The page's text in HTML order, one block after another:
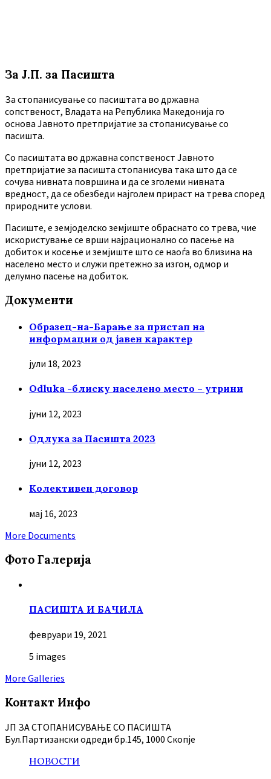
За Ј.П. за Пасишта
За стопанисување со пасиштата во државна
сопственост, Владата на Република Македонија го
основа Јавното претпријатие за стопанисување со
пасишта.
Co пасиштата во државна сопственост Јавното
претпријатие за пасишта стопанисува така што да се
сочува нивната површина и да се зголеми нивната
вредност, да се обезбеди најголем прираст на трева според
природните услови.
Пасиште, е земјоделско земјиште обраснато со трева, чие
искористување се врши најрационално со пасење на
добиток и косење и земјиште што се наоѓа во близина на
населено место и служи претежно за изгон, одмор и
делумно пасење на добиток.
Документи
Образец-на-Барање за пристап на
информации од јавен карактер
јули 18, 2023
Odluka -блиску населено место – утрини
јуни 12, 2023
Oдлука за Пасишта 2023
јуни 12, 2023
Колективен договор
мај 16, 2023
More Documents
Фото Галерија
ПАСИШТА И БАЧИЛА
февруари 19, 2021
5 images
More Galleries
Контакт Инфо
ЈП ЗА СТОПАНИСУВАЊЕ СО ПАСИШТА
Бул.Партизански oдреди бр.145, 1000 Скопје
НОВОСТИ